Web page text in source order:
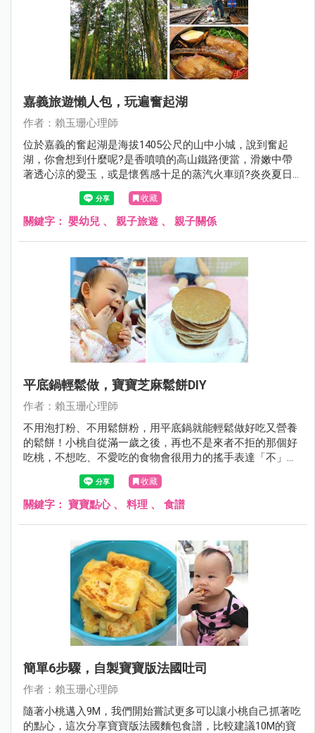
嘉義旅遊懶人包，玩遍奮起湖
作者：賴玉珊心理師
位於嘉義的奮起湖是海拔1405公尺的山中小城，說到奮起
湖，你會想到什麼呢?是香噴噴的高山鐵路便當，滑嫩中帶
著透心涼的愛玉，或是懷舊感十足的蒸汽火車頭?炎炎夏日
不知到哪避暑，嘉義奮起湖是個絕佳的避暑勝地，周休二日
就到奮起湖徜徉於森林浴，放鬆心情、品嘗美食吧！
收藏
關鍵字： 嬰幼兒 、 親子旅遊 、 親子關係
平底鍋輕鬆做，寶寶芝麻鬆餅DIY
作者：賴玉珊心理師
不用泡打粉、不用鬆餅粉，用平底鍋就能輕鬆做好吃又營養
的鬆餅！小桃自從滿一歲之後，再也不是來者不拒的那個好
吃桃，不想吃、不愛吃的食物會很用力的搖手表達「不」，
也促使我在小桃的飲食上做出更多變化。
收藏
關鍵字： 寶寶點心、 料理 、 食譜
簡單6步驟，自製寶寶版法國吐司
作者：賴玉珊心理師
隨著小桃邁入9M，我們開始嘗試更多可以讓小桃自己抓著吃
的點心，這次分享寶寶版法國麵包食譜，比較建議10M的寶